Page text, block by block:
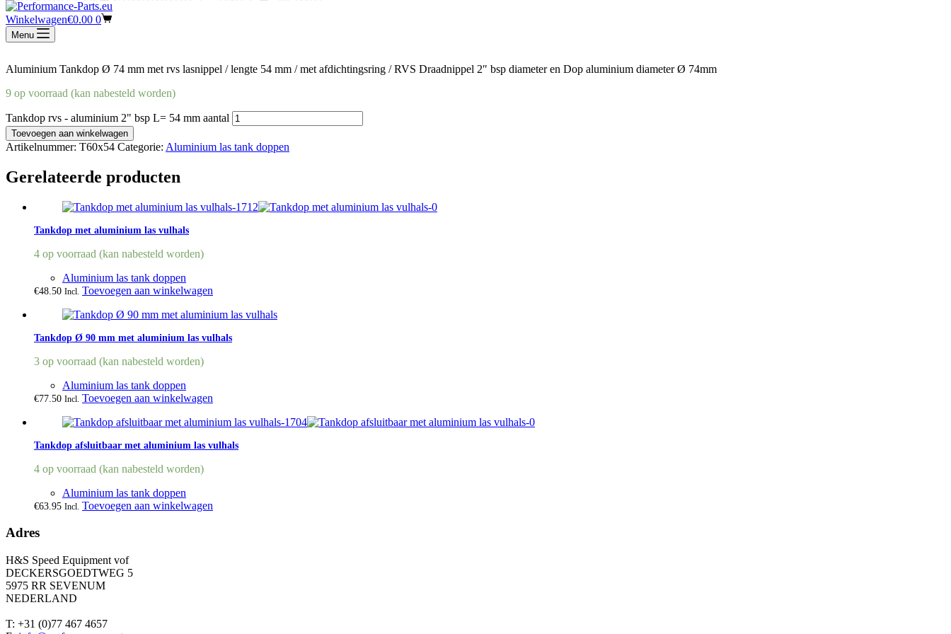
Winkelwagen€0.00 0
Menu
€59.75
Aluminium Tankdop Ø 74 mm met rvs lasnippel / lengte 54 mm / met afdichtingsring / RVS Draadnippel 2″ bsp diameter en Dop aluminium diameter Ø 74mm
9 op voorraad (kan nabesteld worden)
Tankdop rvs - aluminium 2" bsp L= 54 mm aantal
Toevoegen aan winkelwagen
Artikelnummer: T60x54 Categorie: Aluminium las tank doppen
Gerelateerde producten
Tankdop met aluminium las vulhals
4 op voorraad (kan nabesteld worden)
Aluminium las tank doppen
€48.50 Incl. Toevoegen aan winkelwagen
Tankdop Ø 90 mm met aluminium las vulhals
3 op voorraad (kan nabesteld worden)
Aluminium las tank doppen
€77.50 Incl. Toevoegen aan winkelwagen
Tankdop afsluitbaar met aluminium las vulhals
4 op voorraad (kan nabesteld worden)
Aluminium las tank doppen
€63.95 Incl. Toevoegen aan winkelwagen
Adres
H&S Speed Equipment vof
DECKERSGOEDTWEG 5
5975 RR SEVENUM
NEDERLAND
T: +31 (0)77 467 4657